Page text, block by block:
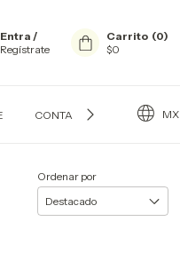
Entra /
Regístrate
Carrito (0)
$0
CONTACTO BLOG MX
Ordenar por